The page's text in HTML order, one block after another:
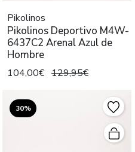
Pikolinos
Pikolinos Deportivo M4W-
6437C2 Arenal Azul de
Hombre
104,00€ 129,95€
30%